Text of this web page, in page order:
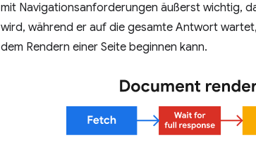
mit Navigationsanforderungen äußerst wichtig,
wird, während er auf die gesamte Antwort
dem Rendern einer Seite beginnen kann.